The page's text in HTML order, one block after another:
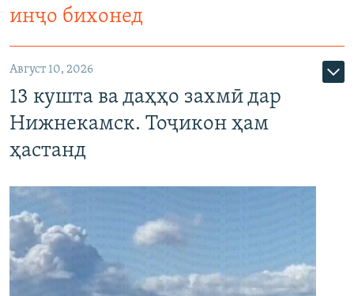
инҷо бихонед
Август 10, 2026
13 кушта ва даҳҳо захмӣ дар
Нижнекамск. Тоҷикон ҳам
ҳастанд